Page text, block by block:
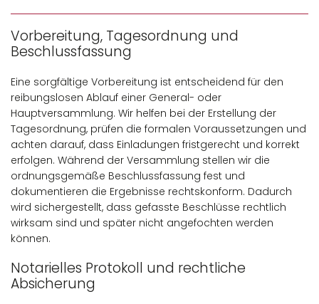
Vorbereitung, Tagesordnung und
Beschlussfassung
Eine sorgfältige Vorbereitung ist entscheidend für den
reibungslosen Ablauf einer General- oder
Hauptversammlung. Wir helfen bei der Erstellung der
Tagesordnung, prüfen die formalen Voraussetzungen und
achten darauf, dass Einladungen fristgerecht und korrekt
erfolgen. Während der Versammlung stellen wir die
ordnungsgemäße Beschlussfassung fest und
dokumentieren die Ergebnisse rechtskonform. Dadurch
wird sichergestellt, dass gefasste Beschlüsse rechtlich
wirksam sind und später nicht angefochten werden
können.
Notarielles Protokoll und rechtliche
Absicherung